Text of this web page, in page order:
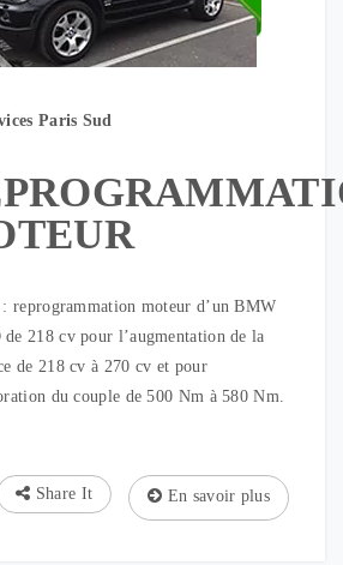
Paris Sud
: reprogrammation moteur d’un BMW
218 cv pour l’augmentation de la
de 218 cv à 270 cv et pour
du couple de 500 Nm à 580 Nm.
En savoir plus
Share It